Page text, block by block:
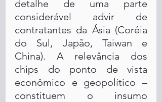
detalhe de uma parte
considerável advir de
contratantes da Ásia (Coréia
do Sul, Japão, Taiwan e
China). A relevância dos
chips do ponto de vista
econômico e geopolítico –
constituem o insumo